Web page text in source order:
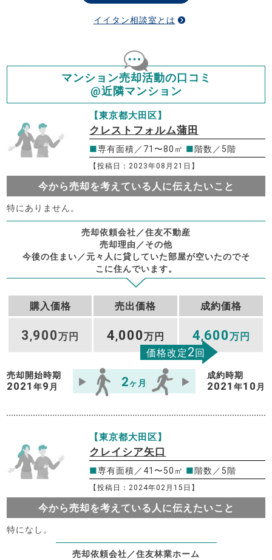
イイタン相談室とは
マンション売却活動の口コミ
@近隣マンション
【東京都大田区】
クレストフォルム蒲田
■専有面積／71〜80㎡ ■階数／5階
【投稿日：2023年08月21日】
今から売却を考えている人に伝えたいこと
特にありません。
売却依頼会社／住友不動産
売却理由／その他
今後の住まい／元々人に貸していた部屋が空いたのでそ
こに住んでいます。
購入価格 売出価格 成約価格
3 ,900万円 4,000万円 4,600万円
価格改定2回
売却開始時期
2021年9 月 2ヶ月
成約時期
2021 年10 月
【東京都大田区】
クレイシア矢口
■専有面積／41〜50㎡ ■階数／5階
【投稿日：2024年02月15日】
今から売却を考えている人に伝えたいこと
特になし。
売却依頼会社／住友林業ホーム